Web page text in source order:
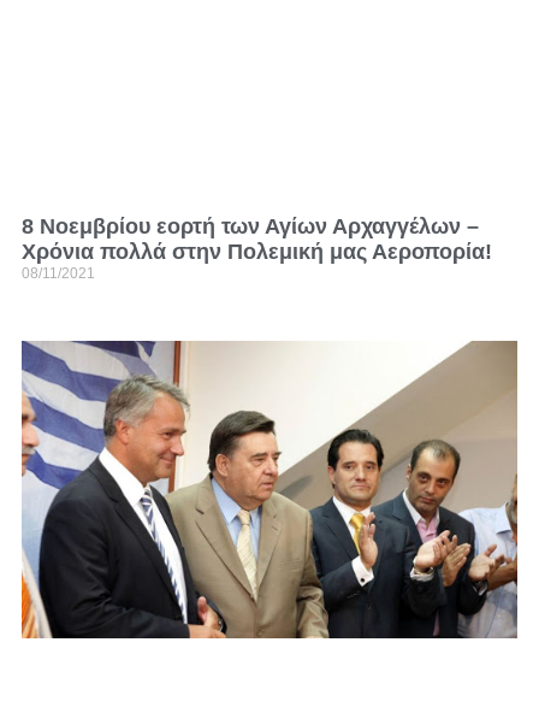
8 Νοεμβρίου εορτή των Αγίων Αρχαγγέλων –
Χρόνια πολλά στην Πολεμική μας Αεροπορία!
08/11/2021